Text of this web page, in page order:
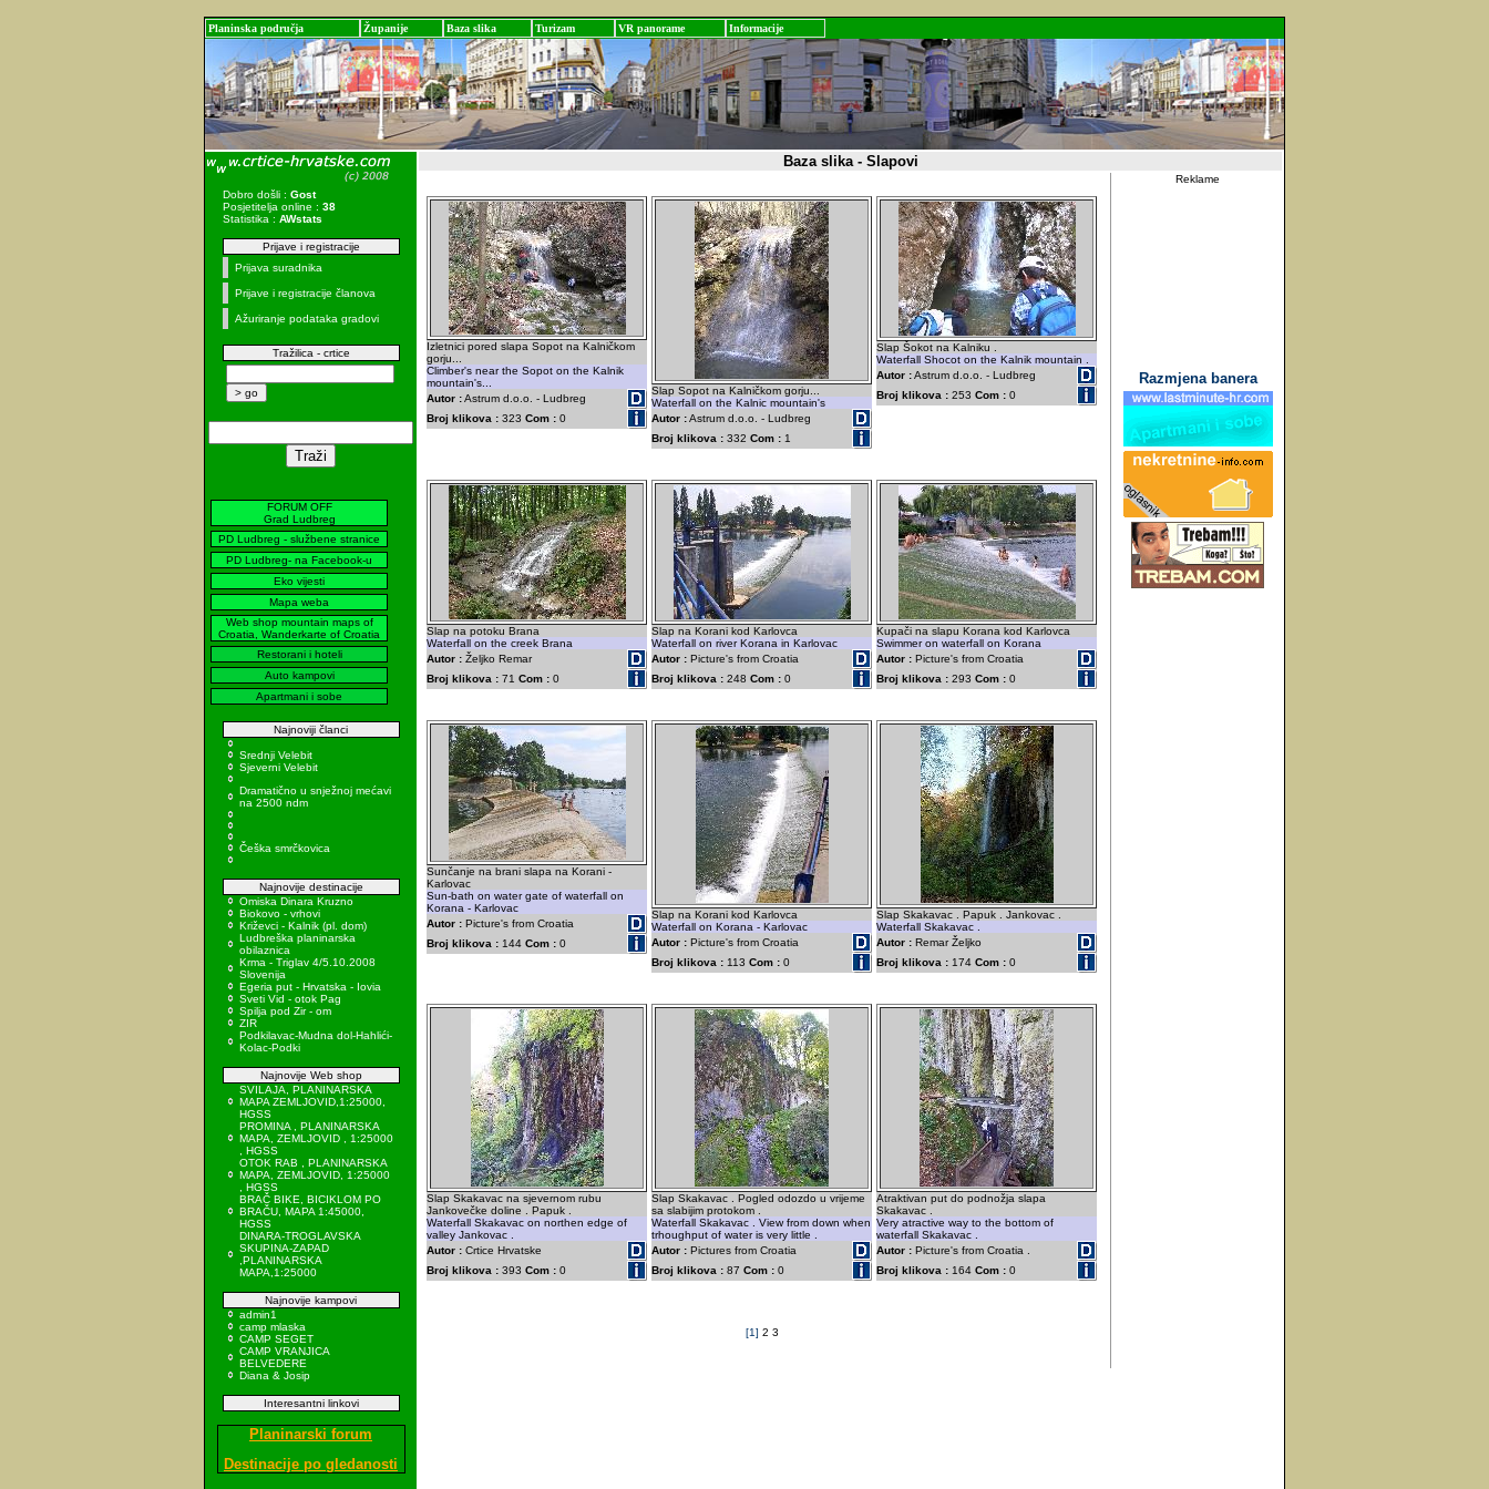
Planinska područja Županije Baza slika Turizam VR panorame Informacije
Dobro došli : Gost
Posjetitelja online : 38
Statistika : AWstats
Prijave i registracije
Prijava suradnika
Prijave i registracije članova
Ažuriranje podataka gradovi
Tražilica - crtice
FORUM OFF
Grad Ludbreg
PD Ludbreg - službene stranice
PD Ludbreg- na Facebook-u
Eko vijesti
Mapa weba
Web shop mountain maps of
Croatia, Wanderkarte of Croatia
Restorani i hoteli
Auto kampovi
Apartmani i sobe
Najnoviji članci
Srednji Velebit
Sjeverni Velebit
Dramatično u snježnoj mećavi
na 2500 ndm
Češka smrčkovica
Najnovije destinacije
Omiska Dinara Kruzno
Biokovo - vrhovi
Križevci - Kalnik (pl. dom)
Ludbreška planinarska
obilaznica
Krma - Triglav 4/5.10.2008
Slovenija
Egeria put - Hrvatska - Iovia
Sveti Vid - otok Pag
Spilja pod Zir - om
ZIR
Podkilavac-Mudna dol-Hahlići-
Kolac-Podki
Najnovije Web shop
SVILAJA, PLANINARSKA
MAPA ZEMLJOVID,1:25000,
HGSS
PROMINA , PLANINARSKA
MAPA, ZEMLJOVID , 1:25000
, HGSS
OTOK RAB , PLANINARSKA
MAPA, ZEMLJOVID, 1:25000
, HGSS
BRAČ BIKE, BICIKLOM PO
BRAČU, MAPA 1:45000,
HGSS
DINARA-TROGLAVSKA
SKUPINA-ZAPAD
,PLANINARSKA
MAPA,1:25000
Najnovije kampovi
admin1
camp mlaska
CAMP SEGET
CAMP VRANJICA
BELVEDERE
Diana & Josip
Interesantni linkovi
Planinarski forum
Destinacije po gledanosti
Baza slika - Slapovi
Izletnici pored slapa Sopot na Kalničkom
gorju...
Climber's near the Sopot on the Kalnik
mountain's...
Autor :Astrum d.o.o. - Ludbreg
Broj klikova : 323 Com : 0
Slap Sopot na Kalničkom gorju...
Waterfall on the Kalnic mountain's
Autor :Astrum d.o.o. - Ludbreg
Broj klikova : 332 Com : 1
Slap Šokot na Kalniku .
Waterfall Shocot on the Kalnik mountain .
Autor :Astrum d.o.o. - Ludbreg
Broj klikova : 253 Com : 0
Slap na potoku Brana
Waterfall on the creek Brana
Autor : Željko Remar
Broj klikova : 71 Com : 0
Slap na Korani kod Karlovca
Waterfall on river Korana in Karlovac
Autor : Picture's from Croatia
Broj klikova : 248 Com : 0
Kupači na slapu Korana kod Karlovca
Swimmer on waterfall on Korana
Autor : Picture's from Croatia
Broj klikova : 293 Com : 0
Sunčanje na brani slapa na Korani -
Karlovac
Sun-bath on water gate of waterfall on
Korana - Karlovac
Autor : Picture's from Croatia
Broj klikova : 144 Com : 0
Slap na Korani kod Karlovca
Waterfall on Korana - Karlovac
Autor : Picture's from Croatia
Broj klikova : 113 Com : 0
Slap Skakavac . Papuk . Jankovac .
Waterfall Skakavac .
Autor : Remar Željko
Broj klikova : 174 Com : 0
Slap Skakavac na sjevernom rubu
Jankovečke doline . Papuk .
Waterfall Skakavac on northen edge of
valley Jankovac .
Autor : Crtice Hrvatske
Broj klikova : 393 Com : 0
Slap Skakavac . Pogled odozdo u vrijeme
sa slabijim protokom .
Waterfall Skakavac . View from down when
trhoughput of water is very little .
Autor : Pictures from Croatia
Broj klikova : 87 Com : 0
Atraktivan put do podnožja slapa
Skakavac .
Very atractive way to the bottom of
waterfall Skakavac .
Autor : Picture's from Croatia .
Broj klikova : 164 Com : 0
[1] 2 3
Reklame
Razmjena banera